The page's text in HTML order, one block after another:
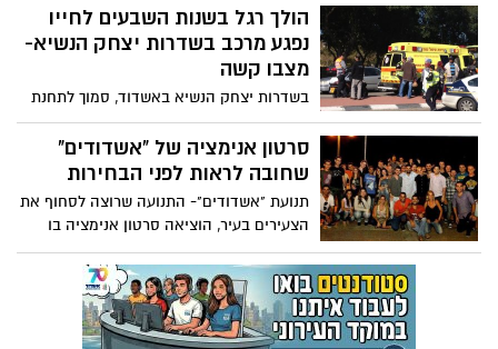
החגיגית של חג הסוכות והשבת. הגשם תפס
רבים בסוכות, שעה שאכלו את ארוחת
הצהרים, אך הוא לא השבית את השמחה של
תושבי העיר, שצהלו עם רדת טיפות הגשם
הראשון
הולך רגל בשנות השבעים לחייו
נפגע מרכב בשדרות יצחק הנשיא-
מצבו קשה
בשדרות יצחק הנשיא באשדוד, סמוך לתחנת
המשטרה, נפגע הולך רגל ממכונית, שעה
שניסה לחצות את הכביש. צוותים ממד"א
לכיש העניקו לו טיפול ראשוני ופינו אותו
הגיעו לזירה וחוקרים את הנהגת הפוגעת
סרטון אנימציה של "אשדודים"
שחובה לראות לפני הבחירות
תנועת "אשדודים"- התנועה שרוצה לסחוף את
הצעירים בעיר, הוציאה סרטון אנימציה בו
היא מבקשת מהבוחרים לצאת לבחור